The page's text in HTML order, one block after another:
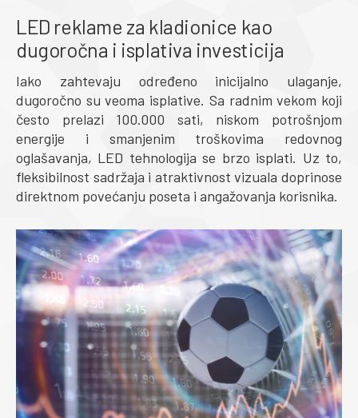
LED reklame za kladionice kao
dugoročna i isplativa investicija
Iako zahtevaju određeno inicijalno ulaganje,
dugoročno su veoma isplative. Sa radnim vekom koji
često prelazi 100.000 sati, niskom potrošnjom
energije i smanjenim troškovima redovnog
oglašavanja, LED tehnologija se brzo isplati. Uz to,
fleksibilnost sadržaja i atraktivnost vizuala doprinose
direktnom povećanju poseta i angažovanja korisnika.